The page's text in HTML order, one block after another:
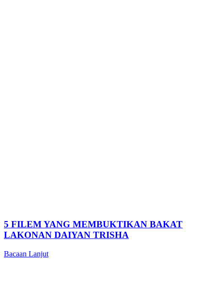
5 FILEM YANG MEMBUKTIKAN BAKAT
LAKONAN DAIYAN TRISHA
Bacaan Lanjut